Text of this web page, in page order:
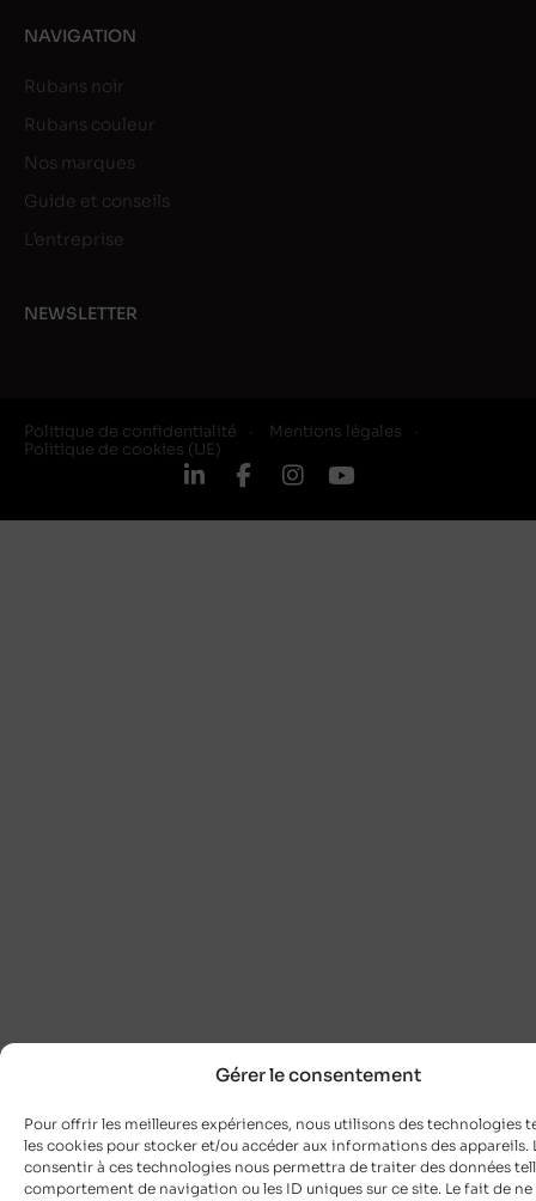
Gérer le consentement
Pour offrir les meilleures expériences, nous utilisons des technologies
les cookies pour stocker et/ou accéder aux informations des appareils.
consentir à ces technologies nous permettra de traiter des données
comportement de navigation ou les ID uniques sur ce site. Le fait de ne
NAVIGATION
Rubans noir
Rubans couleur
Nos marques
Guide et conseils
L’entreprise
NEWSLETTER
Politique de confidentialité
Mentions légales
Politique de cookies (UE)